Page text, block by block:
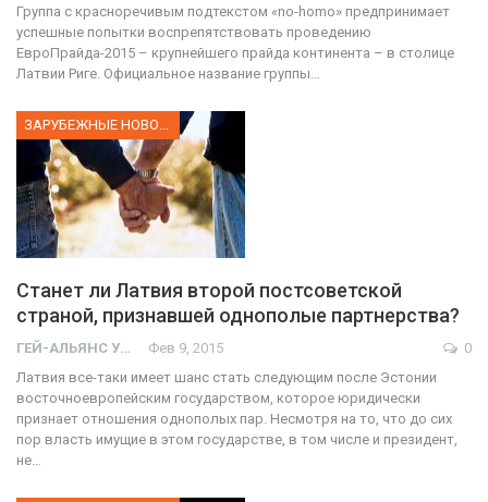
Группа с красноречивым подтекстом «no-homo» предпринимает
успешные попытки воспрепятствовать проведению
ЕвроПрайда-2015 – крупнейшего прайда континента – в столице
Латвии Риге. Официальное название группы…
ЗАРУБЕЖНЫЕ НОВОСТИ
Станет ли Латвия второй постсоветской
страной, признавшей однополые партнерства?
ГЕЙ-АЛЬЯНС УКРАИНА Фев 9, 2015
0
Латвия все-таки имеет шанс стать следующим после Эстонии
восточноевропейским государством, которое юридически
признает отношения однополых пар. Несмотря на то, что до сих
пор власть имущие в этом государстве, в том числе и президент,
не…